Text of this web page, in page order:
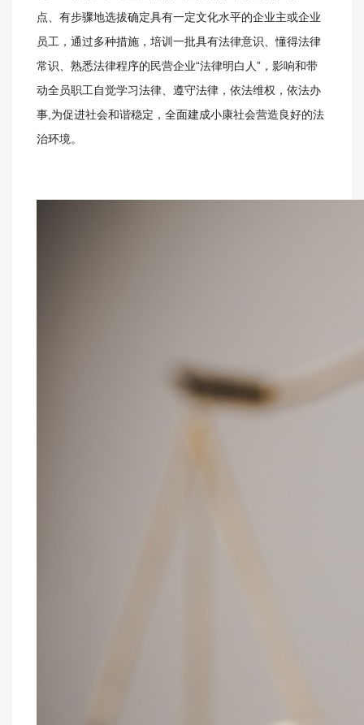
点、有步骤地选拔确定具有一定文化水平的企业主或企业
员工，通过多种措施，培训一批具有法律意识、懂得法律
常识、熟悉法律程序的民营企业“法律明白人”，影响和带
动全员职工自觉学习法律、遵守法律，依法维权，依法办
事,为促进社会和谐稳定，全面建成小康社会营造良好的法
治环境。